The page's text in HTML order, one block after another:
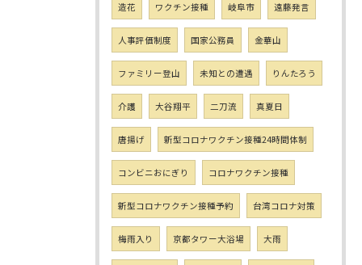
造花 ワクチン接種 岐阜市 遠藤発言
人事評価制度 国家公務員 金華山
ファミリー登山 未知との遭遇 りんたろう
介護 大谷翔平 二刀流 真夏日
唐揚げ 新型コロナワクチン接種24時間体制
コンビニおにぎり コロナワクチン接種
新型コロナワクチン接種予約 台湾コロナ対策
梅雨入り 京都タワー大浴場 大雨